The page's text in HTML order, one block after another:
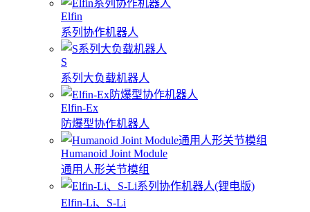
Elfin
系列协作机器人
S
系列大负载机器人
Elfin-Ex
防爆型协作机器人
Humanoid Joint Module
通用人形关节模组
Elfin-Li、S-Li